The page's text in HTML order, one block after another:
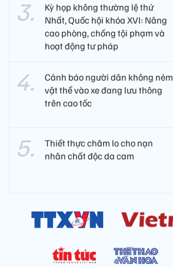
Kỳ họp không thường lệ thứ
Nhất, Quốc hội khóa XVI: Nâng
cao phòng, chống tội phạm và
hoạt động tư pháp
Cảnh báo người dân không ném
vật thể vào xe đang lưu thông
trên cao tốc
Thiết thực chăm lo cho nạn
nhân chất độc da cam